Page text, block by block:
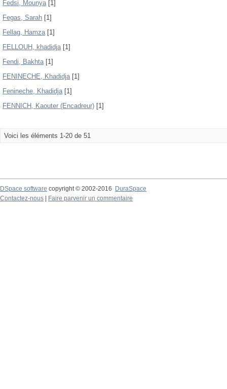
Fedsi, Mounya[1]
Fegas, Sarah [1]
Fellag, Hamza[1]
FELLOUH, khadidja[1]
Fendi, Bakhta[1]
FENINECHE, Khadidja[1]
Fenineche, Khadidja[1]
FENNICH, Kaouter (Encadreur) [1]
Voici les éléments 1-20 de 51
DSpace software copyright © 2002-2016
DuraSpace
Contactez-nous
Faire parvenir un commentaire